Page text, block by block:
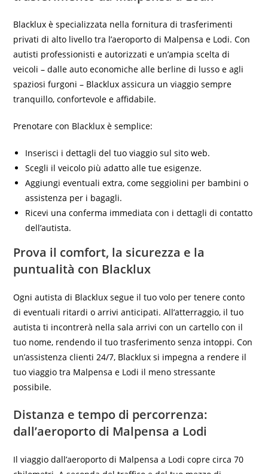
Blacklux è specializzata nella fornitura di trasferimenti
privati di alto livello tra l’aeroporto di Malpensa e Lodi. Con
autisti professionisti e autorizzati e un’ampia scelta di
veicoli – dalle auto economiche alle berline di lusso e agli
spaziosi furgoni – Blacklux assicura un viaggio sempre
tranquillo, confortevole e affidabile.
Prenotare con Blacklux è semplice:
Inserisci i dettagli del tuo viaggio sul sito web.
Scegli il veicolo più adatto alle tue esigenze.
Aggiungi eventuali extra, come seggiolini per bambini o
assistenza per i bagagli.
Ricevi una conferma immediata con i dettagli di contatto
dell’autista.
Prova il comfort, la sicurezza e la
puntualità con Blacklux
Ogni autista di Blacklux segue il tuo volo per tenere conto
di eventuali ritardi o arrivi anticipati. All’atterraggio, il tuo
autista ti incontrerà nella sala arrivi con un cartello con il
tuo nome, rendendo il tuo trasferimento senza intoppi. Con
un’assistenza clienti 24/7, Blacklux si impegna a rendere il
tuo viaggio tra Malpensa e Lodi il meno stressante
possibile.
Distanza e tempo di percorrenza:
dall’aeroporto di Malpensa a Lodi
Il viaggio dall’aeroporto di Malpensa a Lodi copre circa 70